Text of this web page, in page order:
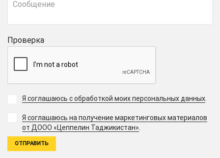
Проверка
Я соглашаюсь с обработкой моих персональных данных
Я соглашаюсь на получение маркетинговых материалов
от ДООО «Цеппелин Таджикистан».